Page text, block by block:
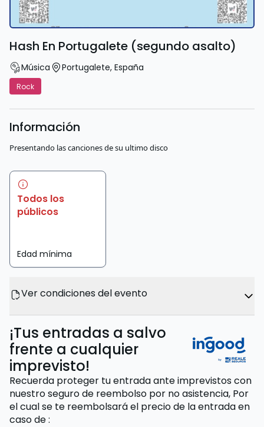
Hash En Portugalete (segundo asalto)
Música Portugalete, España
Rock
Información
Presentando las canciones de su ultimo disco
Todos los
públicos
Edad mínima
Ver condiciones del evento
¡Tus entradas a salvo
frente a cualquier
imprevisto!
Recuerda proteger tu entrada ante imprevistos con
nuestro seguro de reembolso por no asistencia, Por
el cual se te reembolsará el precio de la entradaen
caso de: